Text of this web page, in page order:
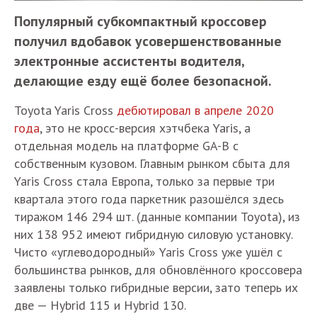
Популярный субкомпактный кроссовер
получил вдобавок усовершенствованные
электронные ассистенты водителя,
делающие езду ещё более безопасной.
Toyota Yaris Cross дебютировал в апреле 2020
года, это не кросс-версия хэтчбека Yaris, а
отдельная модель на платформе GA-B с
собственным кузовом. Главным рынком сбыта для
Yaris Cross стала Европа, только за первые три
квартала этого года паркетник разошёлся здесь
тиражом 146 294 шт. (данные компании Toyota), из
них 138 952 имеют гибридную силовую установку.
Чисто «углеводородный» Yaris Cross уже ушёл с
большинства рынков, для обновлённого кроссовера
заявлены только гибридные версии, зато теперь их
две — Hybrid 115 и Hybrid 130.